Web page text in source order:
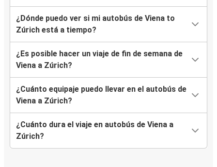
¿Dónde puedo ver si mi autobús de Viena to
Zúrich está a tiempo?
¿Es posible hacer un viaje de fin de semana de
Viena a Zúrich?
¿Cuánto equipaje puedo llevar en el autobús de
Viena a Zúrich?
¿Cuánto dura el viaje en autobús de Viena a
Zúrich?